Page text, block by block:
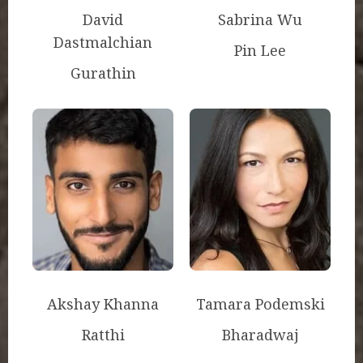
David
Dastmalchian
Gurathin
Sabrina Wu
Pin Lee
Akshay Khanna
Ratthi
Tamara Podemski
Bharadwaj